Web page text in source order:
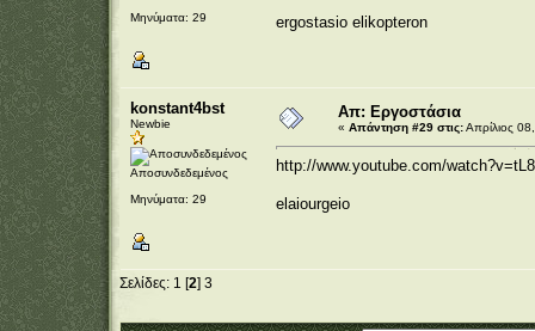
Μηνύματα: 29
ergostasio elikopteron
konstant4bst
Newbie
Αποσυνδεδεμένος
Μηνύματα: 29
Απ: Εργοστάσια
« Απάντηση #29 στις:Απρίλιος
http://www.youtube.com/
elaiourgeio
Σελίδες: 1 [2] 3